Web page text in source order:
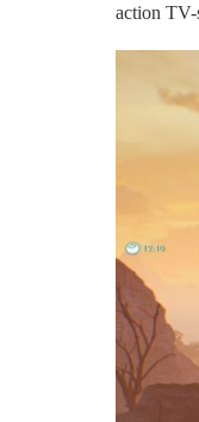
action TV-